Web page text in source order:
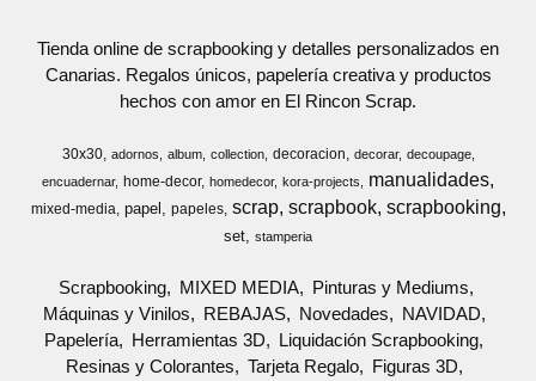
Tienda online de scrapbooking y detalles personalizados en
Canarias. Regalos únicos, papelería creativa y productos
hechos con amor en El Rincon Scrap.
30x30 adornos album collection decoracion decorar
decoupage
encuadernar
home-decor homedecor kora-projects manualidades
mixed-media papel papeles scrap scrapbook scrapbooking
set stamperia
Scrapbooking MIXED MEDIA
Pinturas y Mediums
Máquinas y Vinilos
REBAJAS Novedades
NAVIDAD
Papelería
Herramientas 3D
Liquidación Scrapbooking
Resinas y Colorantes
Tarjeta Regalo
Figuras 3D